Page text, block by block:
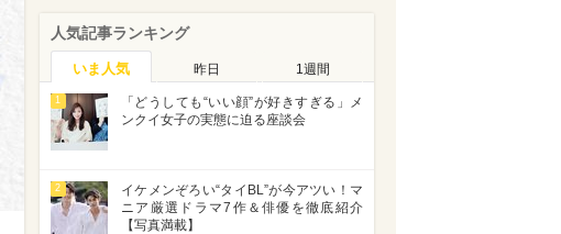
人気記事ランキング
いま人気 昨日 1週間
1
「どうしても“いい顔”が好きすぎる」メ
ンクイ女子の実態に迫る座談会
2
イケメンぞろい“タイBL”が今アツい！マ
ニア厳選ドラマ7作＆俳優を徹底紹介
【写真満載】